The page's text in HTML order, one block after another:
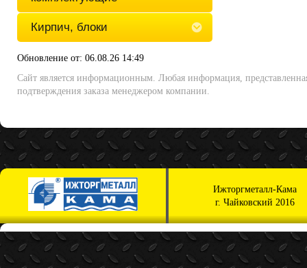
Кирпич, блоки
Обновление от: 06.08.26 14:49
Сайт является информационным. Любая информация,
подтверждения заказа менеджером компании.
Ижторгметалл-Кама
г. Чайковский 2016